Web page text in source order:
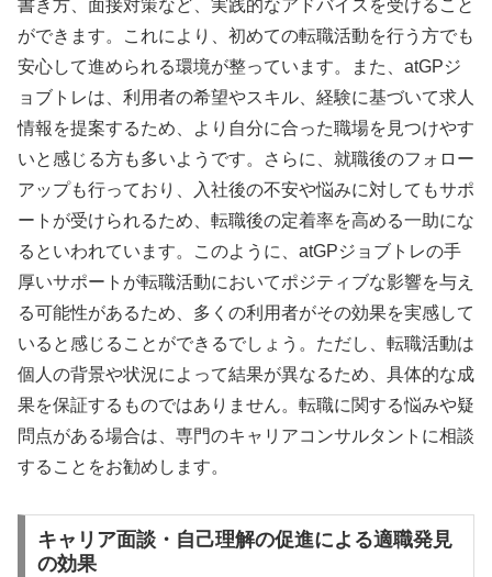
書き方、面接対策など、実践的なアドバイスを受けること
ができます。これにより、初めての転職活動を行う方でも
安心して進められる環境が整っています。また、atGPジ
ョブトレは、利用者の希望やスキル、経験に基づいて求人
情報を提案するため、より自分に合った職場を見つけやす
いと感じる方も多いようです。さらに、就職後のフォロー
アップも行っており、入社後の不安や悩みに対してもサポ
ートが受けられるため、転職後の定着率を高める一助にな
るといわれています。このように、atGPジョブトレの手
厚いサポートが転職活動においてポジティブな影響を与え
る可能性があるため、多くの利用者がその効果を実感して
いると感じることができるでしょう。ただし、転職活動は
個人の背景や状況によって結果が異なるため、具体的な成
果を保証するものではありません。転職に関する悩みや疑
問点がある場合は、専門のキャリアコンサルタントに相談
することをお勧めします。
キャリア面談・自己理解の促進による適職発見
の効果